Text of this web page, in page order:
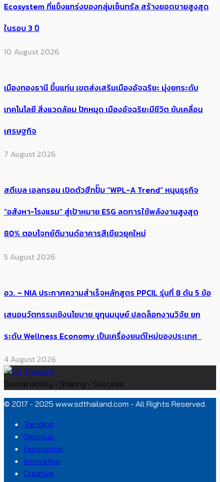
Ecosystem ที่แข็งแกร่งของกลุ่มเซ็นทรัล สร้างยอดขายสูงสุด
ในรอบ 3 ปี
10 August 2026
เมืองทองธานี ขึ้นแท่น เขตส่งเสริมเมืองอัจฉริยะ มุ่งยกระดับ
เทคโนโลยี สิ่งแวดล้อม ปักหมุด เมืองอัจฉริยะมีชีวิต ขับเคลื่อน
เศรษฐกิจ
7 August 2026
สตีเบล เอลทรอน เปิดตัวฮีทปั๊ม “WPL-A Trend” หนุนธุรกิจ
“อสังหา-โรงแรม” สู่เป้าหมาย ESG ลดการใช้พลังงานสูงสุด
80% ตอบโจทย์ดีมานด์อาคารสีเขียวยุคใหม่
5 August 2026
อว. – NIA ประกาศความสำเร็จหลักสูตร PPCIL รุ่นที่ 8 ดัน 5 ข้อ
เสนอนวัตกรรมเชิงนโยบาย ชูทุนมนุษย์ ปลดล็อกงานวิจัย ยก
ระดับ Wellness Economy เป็นเครื่องยนต์ใหม่ของประเทศ
4 August 2026
Sustainability • Sharing • Success
© 2017 - 2025 www.sdthailand.com - All Rights Reserved.
Trending
Dialogue
Experience
Innovative
Creative